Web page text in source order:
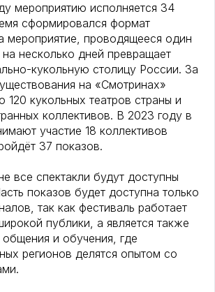
мероприятию исполняется 34
сформировался формат
мероприятие, проводящееся один
несколько дней превращает
кукольную столицу России. За
на «Смотринах»
120 кукольных театров страны и
коллективов. В 2023 году в
участие 18 коллективов
37 показов.​
все спектакли будут доступны
показов будет доступна только
так как фестиваль работает
публики, а является также
и обучения, где
регионов делятся опытом со